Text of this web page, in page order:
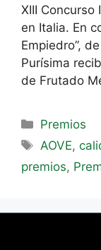
XIII
en Italia. En
Empiedro”,
Purísima
de Frutado
Premios
AOVE,
premios,